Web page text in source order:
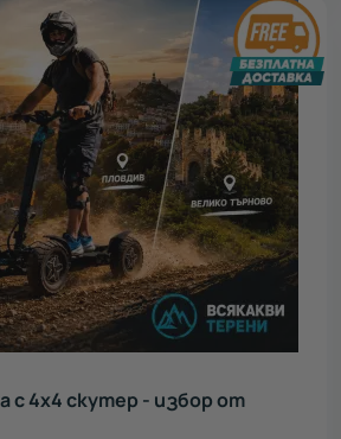
с 4х4 скутер - избор от